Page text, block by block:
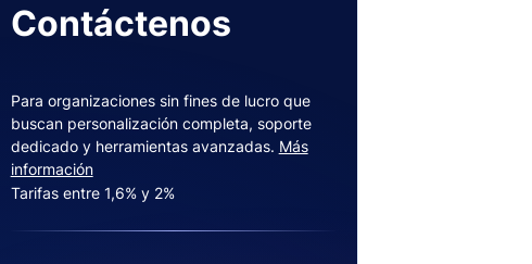
Contáctenos
Para organizaciones sin fines de lucro que
buscan personalización completa, soporte
dedicado y herramientas avanzadas. Más
información
Tarifas entre 1,6% y 2%